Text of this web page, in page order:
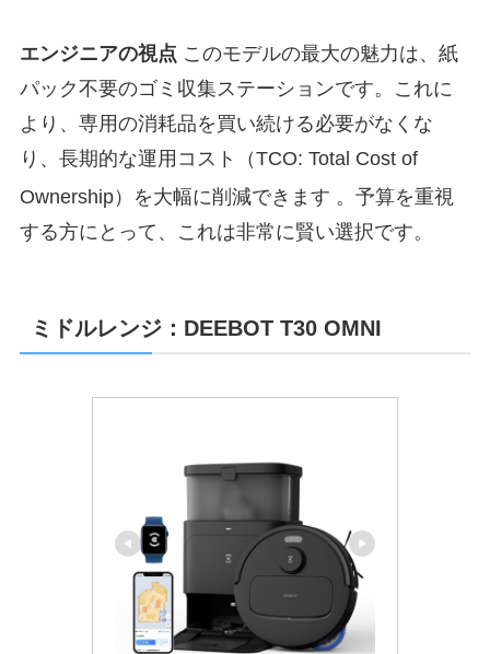
エンジニアの視点 このモデルの最大の魅力は、紙
パック不要のゴミ収集ステーションです。これに
より、専用の消耗品を買い続ける必要がなくな
り、長期的な運用コスト（TCO: Total Cost of
Ownership）を大幅に削減できます 。予算を重視
する方にとって、これは非常に賢い選択です。
ミドルレンジ：DEEBOT T30 OMNI